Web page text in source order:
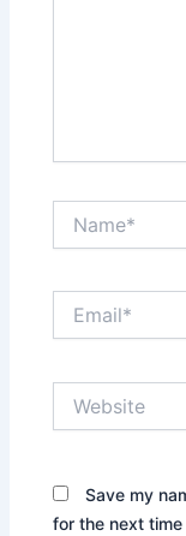
Save my
for the next time